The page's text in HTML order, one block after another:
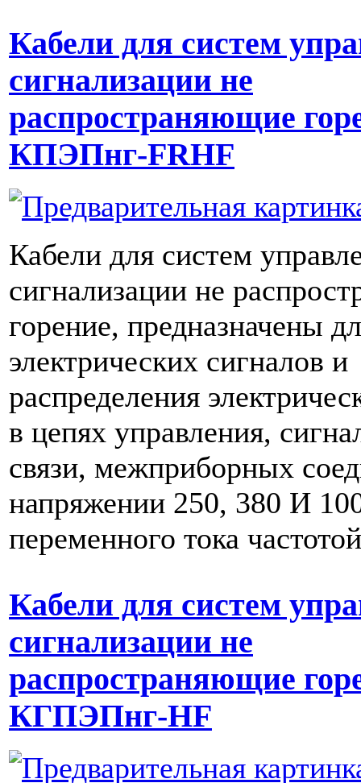
Кабели для систем
сигнализации не
распространяющие
КПЭПнг-FRHF
Кабели для систем
сигнализации не
горение, предназначены
электрических сигналов и
распределения
в цепях управления,
связи, межприборных
напряжении 250, 380 И
переменного тока
Кабели для систем
сигнализации не
распространяющие
КГПЭПнг-HF